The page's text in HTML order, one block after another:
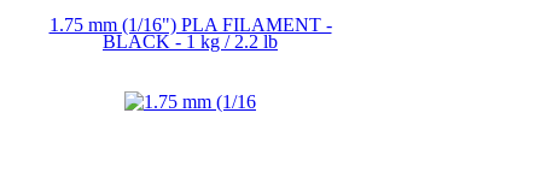
1.75 mm (1/16") PLA FILAMENT -
BLACK - 1 kg / 2.2 lb